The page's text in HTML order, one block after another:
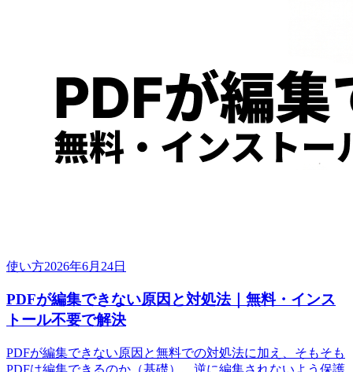
使い方2026年6月24日
PDFが編集できない原因と対処法｜無料・インス
トール不要で解決
PDFが編集できない原因と無料での対処法に加え、そもそも
PDFは編集できるのか（基礎）、逆に編集されないよう保護